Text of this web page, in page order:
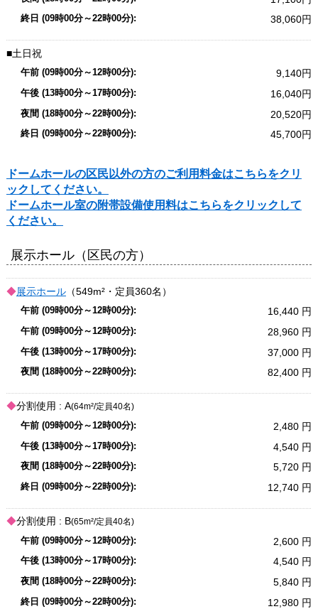
38,060
土日祝
9,140
16,040
20,520
45,700
ドームホールの区民以外の方のご利用料金はこちらをクリ
ックしてください。
ドームホール室の附帯設備使用料はこちらをクリックして
ください。
展示ホール（区民の方）
展示ホール（549m²・定員360名）
16,440
28,960
37,000
82,400
分割使用 : A(64m²/定員40名)
2,480
4,540
5,720
12,740
分割使用 : B(65m²/定員40名)
2,600
4,540
5,840
12,980